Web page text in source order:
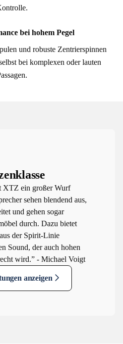
bei hohem Pegel
und robuste Zentrierspinnen
bei komplexen oder lauten
XTZ ein großer Wurf
sehen blendend aus,
und gehen sogar
durch. Dazu bietet
der Spirit-Linie
Sound, der auch hohen
wird.” - Michael Voigt
anzeigen